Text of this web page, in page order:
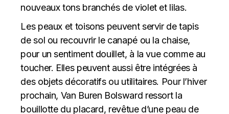
nouveaux tons branchés de violet et lilas.
Les peaux et toisons peuvent servir de tapis
de sol ou recouvrir le canapé ou la chaise,
pour un sentiment douillet, à la vue comme au
toucher. Elles peuvent aussi être intégrées à
des objets décoratifs ou utilitaires. Pour l’hiver
prochain, Van Buren Bolsward ressort la
bouillotte du placard, revêtue d’une peau de